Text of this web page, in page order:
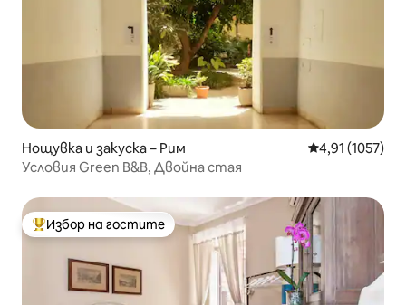
Нощувка и закуска – Рим Средна
4,91 (1057)
Условия Green B&B, Двойна стая
Най-популярен избор на гостите
Избор на гостите